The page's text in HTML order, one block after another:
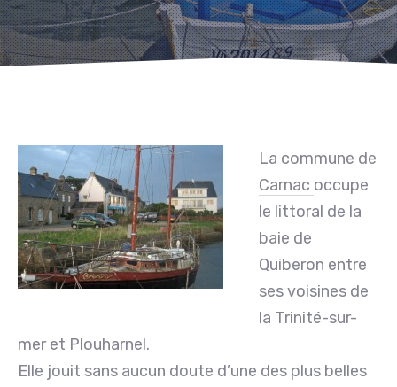
La commune de
Carnac occupe
le littoral de la
baie de
Quiberon entre
ses voisines de
la Trinité-sur-
mer et Plouharnel.
Elle jouit sans aucun doute d’une des plus belles